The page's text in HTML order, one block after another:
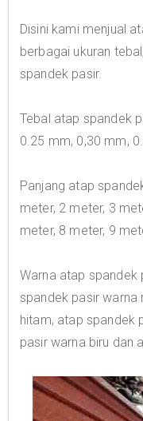
Disini kami menjual
berbagai ukuran
spandek pasir.
Tebal atap spandek
0.25 mm, 0,30 mm,
Panjang atap
meter, 2 meter, 3
meter, 8 meter, 9
Warna atap spandek
spandek pasir warna
hitam, atap spandek
pasir warna biru dan